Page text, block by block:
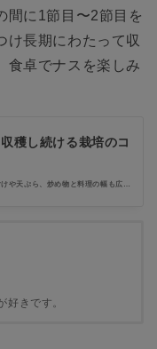
間に1節目〜2節目を
け長期にわたって収
食卓でナスを楽しみ
穫し続ける栽培のコ
や天ぷら、炒め物と料理の幅も広い
好きです。